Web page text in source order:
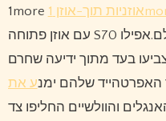
1more
עם אוזן פתוחה S70 ניו זילנד וצרפתהיו בעד גביע העולם.אפילו
בעד מתוך ידיעה שחרם
האפרטהייד שלהם ימנע את
והוולשיים החליפו צד